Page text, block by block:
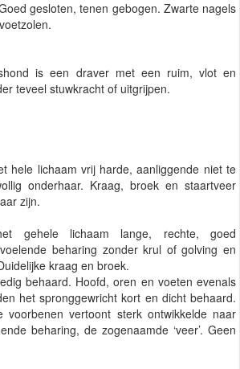
gesloten, tenen gebogen. Zwarte nagels
is een draver met een ruim, vlot en
teveel stuwkracht of uitgrijpen.
hele lichaam vrij harde, aanliggende niet te
onderhaar. Kraag, broek en staartveer
zijn.
gehele lichaam lange, rechte, goed
beharing zonder krul of golving en
kraag en broek.
behaard. Hoofd, oren en voeten evenals
het spronggewricht kort en dicht behaard.
voorbenen vertoont sterk ontwikkelde naar
beharing, de zogenaamde ‘veer’. Geen